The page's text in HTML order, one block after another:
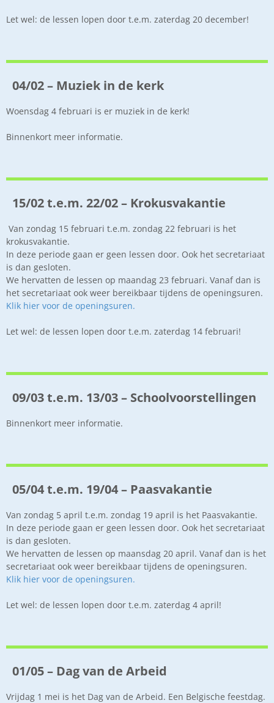
Let wel: de lessen lopen door t.e.m. zaterdag 20 december!
04/02 – Muziek in de kerk
Woensdag 4 februari is er muziek in de kerk!
Binnenkort meer informatie.
15/02 t.e.m. 22/02 – Krokusvakantie
Van zondag 15 februari t.e.m. zondag 22 februari is het
krokusvakantie.
In deze periode gaan er geen lessen door. Ook het secretariaat
is dan gesloten.
We hervatten de lessen op maandag 23 februari. Vanaf dan is
het secretariaat ook weer bereikbaar tijdens de openingsuren.
Klik hier voor de openingsuren.
Let wel: de lessen lopen door t.e.m. zaterdag 14 februari!
09/03 t.e.m. 13/03 – Schoolvoorstellingen
Binnenkort meer informatie.
05/04 t.e.m. 19/04 – Paasvakantie
Van zondag 5 april t.e.m. zondag 19 april is het Paasvakantie.
In deze periode gaan er geen lessen door. Ook het secretariaat
is dan gesloten.
We hervatten de lessen op maansdag 20 april. Vanaf dan is het
secretariaat ook weer bereikbaar tijdens de openingsuren.
Klik hier voor de openingsuren.
Let wel: de lessen lopen door t.e.m. zaterdag 4 april!
01/05 – Dag van de Arbeid
Vrijdag 1 mei is het Dag van de Arbeid. Een Belgische feestdag.